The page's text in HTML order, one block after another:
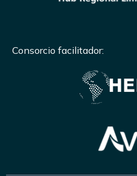
Consorcio facilitador: